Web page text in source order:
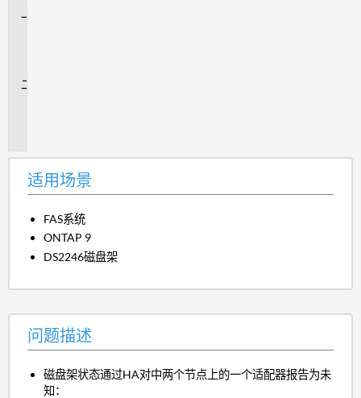
适用场景
FAS系统
ONTAP 9
DS2246磁盘架
问题描述
磁盘架状态通过HA对中两个节点上的一个适配器报告为未
知：